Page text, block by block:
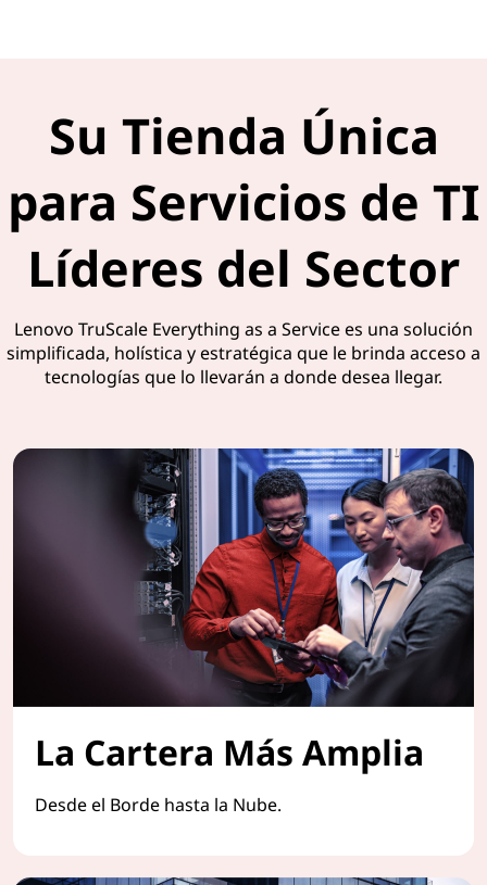
Su Tienda Única
para Servicios de TI
Líderes del Sector
Lenovo TruScale Everything as a Service es una solución
simplificada, holística y estratégica que le brinda acceso a
tecnologías que lo llevarán a donde desea llegar.
La Cartera Más Amplia
Desde el Borde hasta la Nube.